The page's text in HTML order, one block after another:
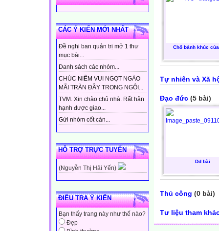
CÁC Ý KIẾN MỚI NHẤT
Đề nghị ban quản trị mở 1 thư
mục bài...
Danh sách các nhóm...
CHÚC NIỀM VUI NGỌT NGÀO
MÃI TRÀN ĐẦY TRONG NGÔI...
TVM. Xin chào chủ nhà. Rất hân
hạnh được giao...
Gửi nhóm cốt cán...
HỖ TRỢ TRỰC TUYẾN
(Nguyễn Thị Hải Yến)
ĐIỀU TRA Ý KIẾN
Bạn thấy trang này như thế nào?
Đẹp
Chõ bánh khúc
Tự nhiên và Xã
Đạo đức (5 bài)
Dd bài
Thủ công (0 bài)
Tư liệu tham